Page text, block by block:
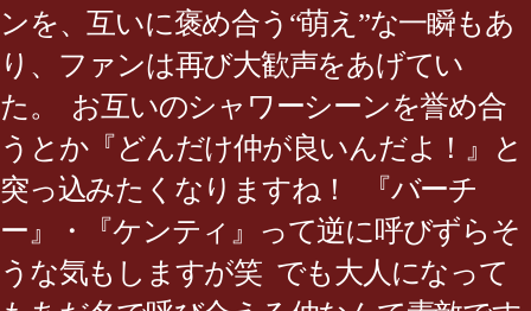
ンを、互いに褒め合う“萌え”な一瞬もあ
り、ファンは再び大歓声をあげてい
た。 お互いのシャワーシーンを誉め合
うとか『どんだけ仲が良いんだよ！』と
突っ込みたくなりますね！ 『バーチ
ー』・『ケンティ』って逆に呼びずらそ
うな気もしますが笑 でも大人になって